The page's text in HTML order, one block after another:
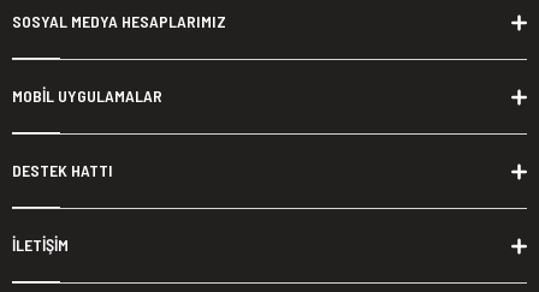
SOSYAL MEDYA HESAPLARIMIZ
MOBİL UYGULAMALAR
DESTEK HATTI
İLETİŞİM